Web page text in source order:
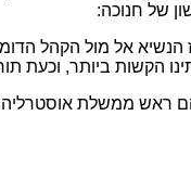
אל מול הקהל הדומם, "הצלקות
הקשות ביותר, וכעת
ראש ממשלת אוסטרליה